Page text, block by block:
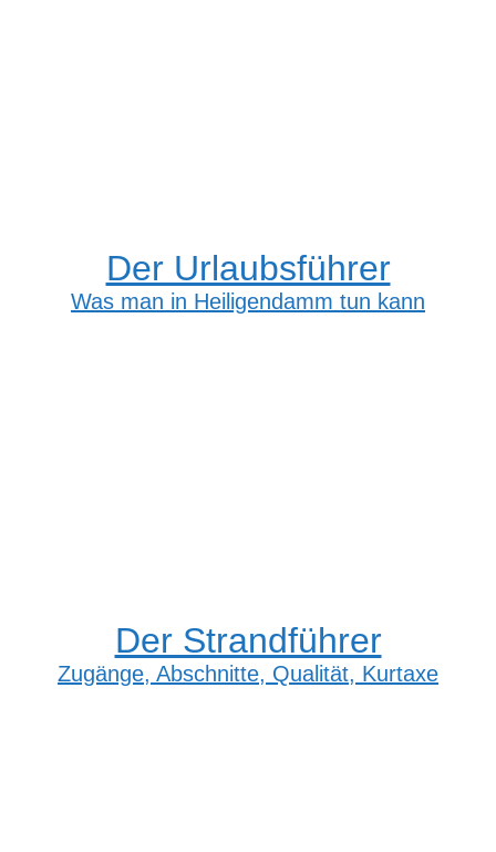
Der Urlaubsführer
Was man in Heiligendamm tun kann
Der Strandführer
Zugänge, Abschnitte, Qualität, Kurtaxe